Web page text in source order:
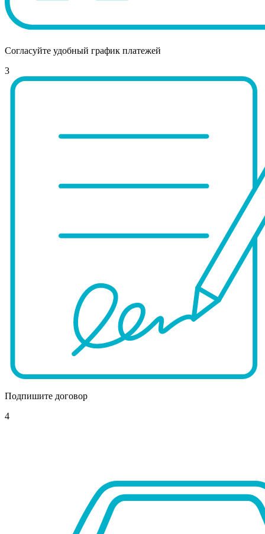
Согласуйте удобный график платежей
3
Подпишите договор
4